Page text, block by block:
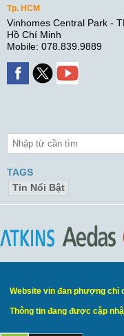
Tp. HCM
Vinhomes Central Park -
Hồ Chí Minh
Mobile: 078.839.9889
TAGS
Tin Nổi Bật
Website vin đan phượng chỉ
Thông tin đang được cập